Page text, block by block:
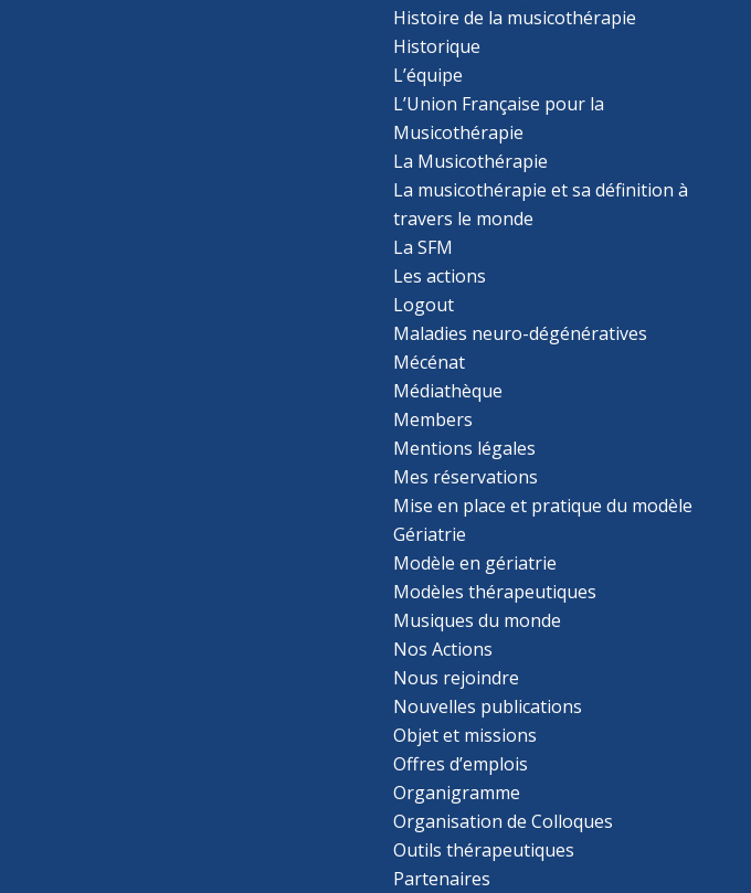
Histoire de la musicothérapie
Historique
L’équipe
L’Union Française pour la
Musicothérapie
La Musicothérapie
La musicothérapie et sa définition à
travers le monde
La SFM
Les actions
Logout
Maladies neuro-dégénératives
Mécénat
Médiathèque
Members
Mentions légales
Mes réservations
Mise en place et pratique du modèle
Gériatrie
Modèle en gériatrie
Modèles thérapeutiques
Musiques du monde
Nos Actions
Nous rejoindre
Nouvelles publications
Objet et missions
Offres d’emplois
Organigramme
Organisation de Colloques
Outils thérapeutiques
Partenaires